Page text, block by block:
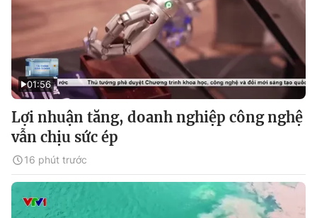
01:56
Lợi nhuận tăng, doanh nghiệp công nghệ
vẫn chịu sức ép
16 phút trước